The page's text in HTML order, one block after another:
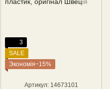
3
SALE
Экономія−15%
Артикул: 14673101